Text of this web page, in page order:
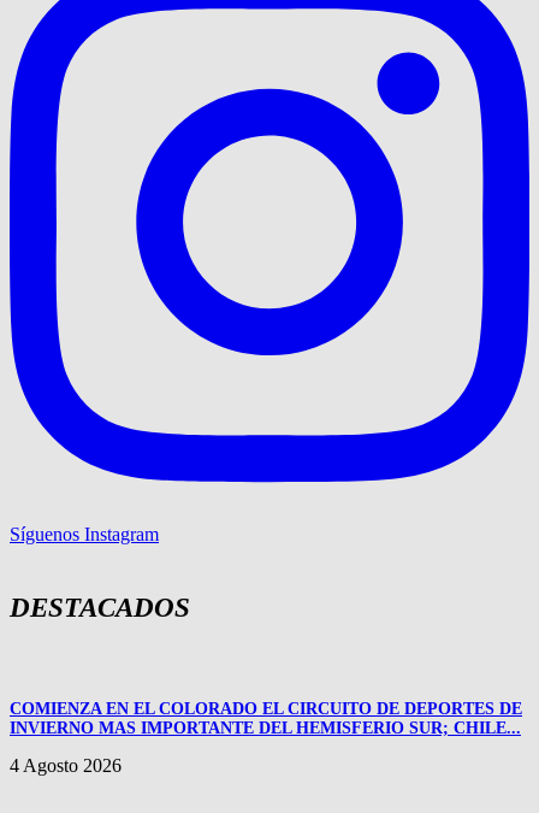
Síguenos Instagram
DESTACADOS
COMIENZA EN EL COLORADO EL CIRCUITO DE DEPORTES DE
INVIERNO MAS IMPORTANTE DEL HEMISFERIO SUR; CHILE...
4 Agosto 2026